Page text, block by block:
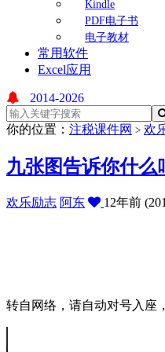
Kindle
PDF电子书
电子教材
常用软件
Excel应用
2014-2026
你的位置： 注税课件网 > 欢
九张图告诉你什么
欢乐励志 阿东 12年前
转自网络，请自动对号入座